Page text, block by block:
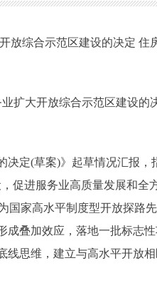
综合示范区建设的决定 住
大开放综合示范区建设的
(草案)》起草情况汇报，
促进服务业高质量发展和全
国家高水平制度型开放探路
叠加效应，落地一批标志
思维，建立与高水平开放